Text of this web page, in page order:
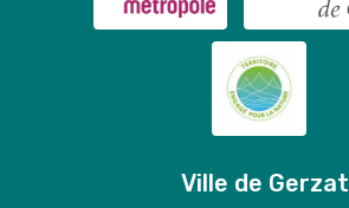
Ville de Gerzat